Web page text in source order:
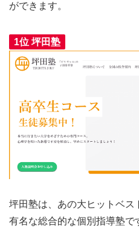
ができます。
1位 坪田塾
坪田塾は、あの大ヒットベス
有名な総合的な個別指導塾で